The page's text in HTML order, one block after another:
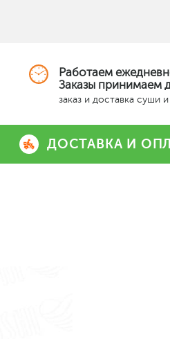
Работаем
Заказы принимаем
заказ и доставка суши
ДОСТАВКА И